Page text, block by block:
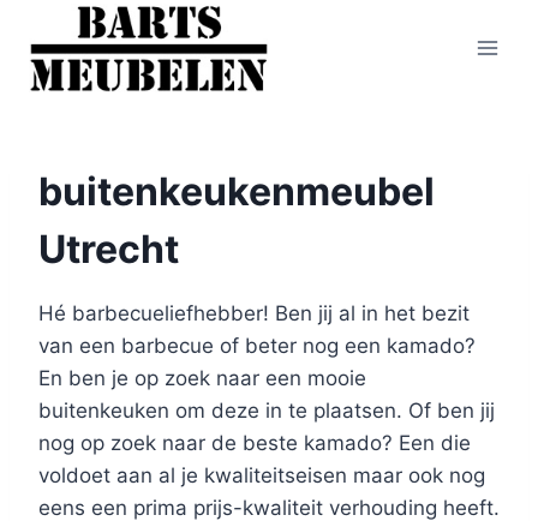
Doorgaan
naar
inhoud
buitenkeukenmeubel
Utrecht
Hé barbecueliefhebber! Ben jij al in het bezit
van een barbecue of beter nog een kamado?
En ben je op zoek naar een mooie
buitenkeuken om deze in te plaatsen. Of ben jij
nog op zoek naar de beste kamado? Een die
voldoet aan al je kwaliteitseisen maar ook nog
eens een prima prijs-kwaliteit verhouding heeft.